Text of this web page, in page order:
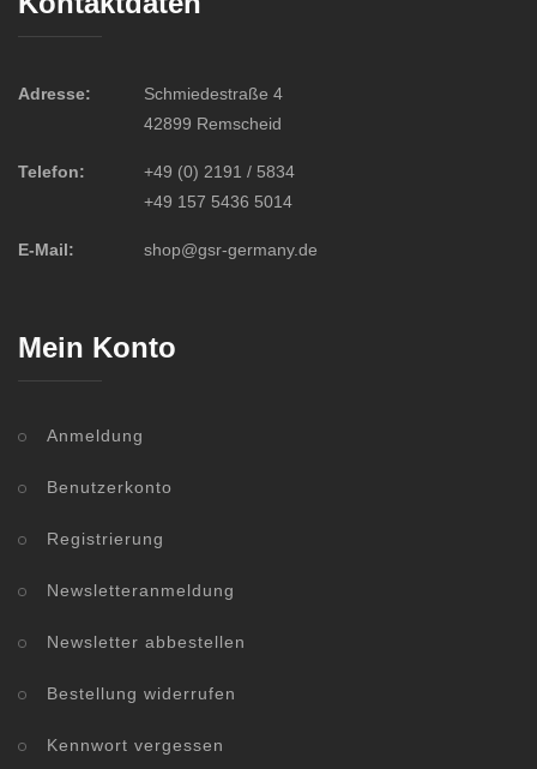
Adresse:
Schmiedestraße 4
42899 Remscheid
Telefon:
+49 (0) 2191 / 5834
+49 157 5436 5014
E-Mail: shop@gsr-germany.de
Mein Konto
Anmeldung
Benutzerkonto
Registrierung
Newsletteranmeldung
Newsletter abbestellen
Bestellung widerrufen
Kennwort vergessen